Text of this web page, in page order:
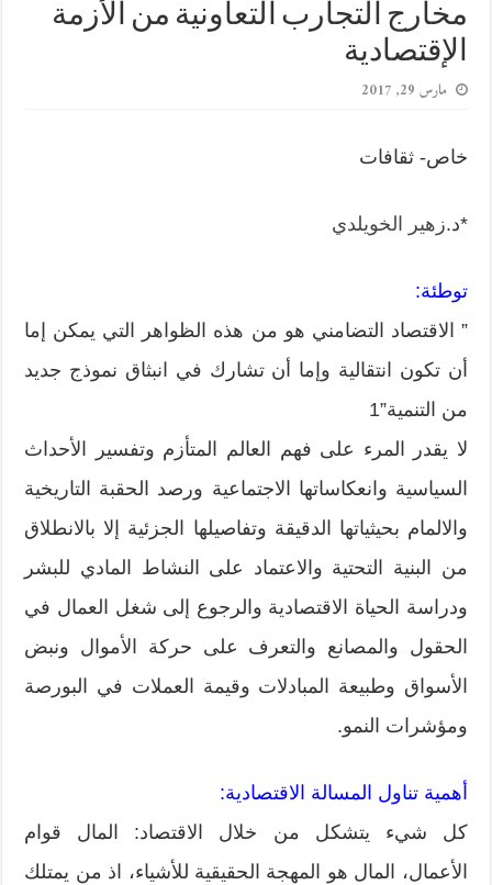
مخارج التجارب التعاونية من الأزمة
الإقتصادية
مارس 29, 2017
خاص- ثقافات
*د.زهير الخويلدي
توطئة:
” الاقتصاد التضامني هو من هذه الظواهر التي يمكن إما
أن تكون انتقالية وإما أن تشارك في انبثاق نموذج جديد
من التنمية”1
لا يقدر المرء على فهم العالم المتأزم وتفسير الأحداث
السياسية وانعكاساتها الاجتماعية ورصد الحقبة التاريخية
والالمام بحيثياتها الدقيقة وتفاصيلها الجزئية إلا بالانطلاق
من البنية التحتية والاعتماد على النشاط المادي للبشر
ودراسة الحياة الاقتصادية والرجوع إلى شغل العمال في
الحقول والمصانع والتعرف على حركة الأموال ونبض
الأسواق وطبيعة المبادلات وقيمة العملات في البورصة
ومؤشرات النمو.
أهمية تناول المسالة الاقتصادية:
كل شيء يتشكل من خلال الاقتصاد: المال قوام
الأعمال، المال هو المهجة الحقيقية للأشياء، اذ من يمتلك